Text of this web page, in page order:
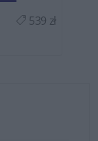
539 zł